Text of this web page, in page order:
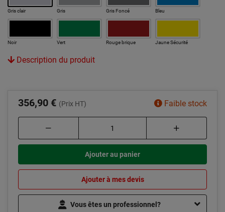
Gris clair Gris Gris Foncé Bleu
Noir Vert Rouge brique Jaune Sécurité
Description du produit
356,90 € (Prix HT) Faible stock
Ajouter au panier
Ajouter à mes devis
Vous êtes un professionnel?